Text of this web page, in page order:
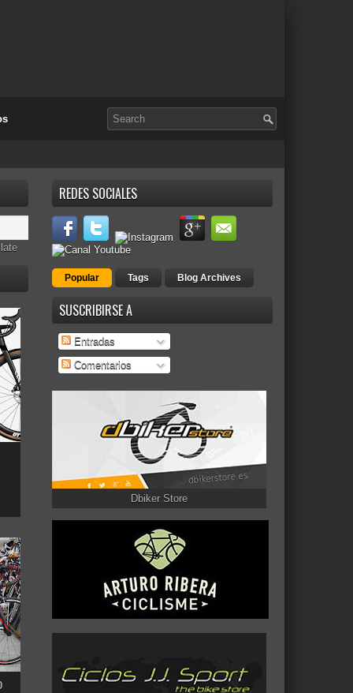
REDES SOCIALES
Popular Tags Blog Archives
SUSCRIBIRSE A
Entradas
Comentarios
Dbiker Store